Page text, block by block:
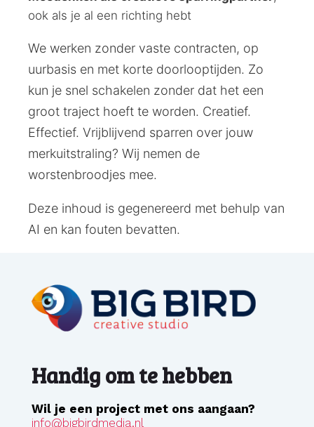
ook als je al een richting hebt
We werken zonder vaste contracten, op
uurbasis en met korte doorlooptijden. Zo
kun je snel schakelen zonder dat het een
groot traject hoeft te worden. Creatief.
Effectief. Vrijblijvend sparren over jouw
merkuitstraling? Wij nemen de
worstenbroodjes mee.
Deze inhoud is gegenereerd met behulp van
AI en kan fouten bevatten.
Handig om te hebben
Wil je een project met ons aangaan?
info@bigbirdmedia.nl